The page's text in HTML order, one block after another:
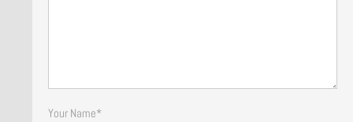
Your Name*